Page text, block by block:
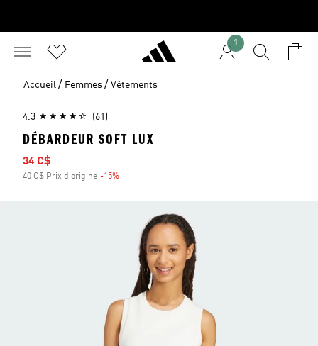
1
Accueil / Femmes / Vêtements
4.3 (61)
DÉBARDEUR SOFT LUX
Prix soldé
34 C$
40 C$ Prix d'origine -15%